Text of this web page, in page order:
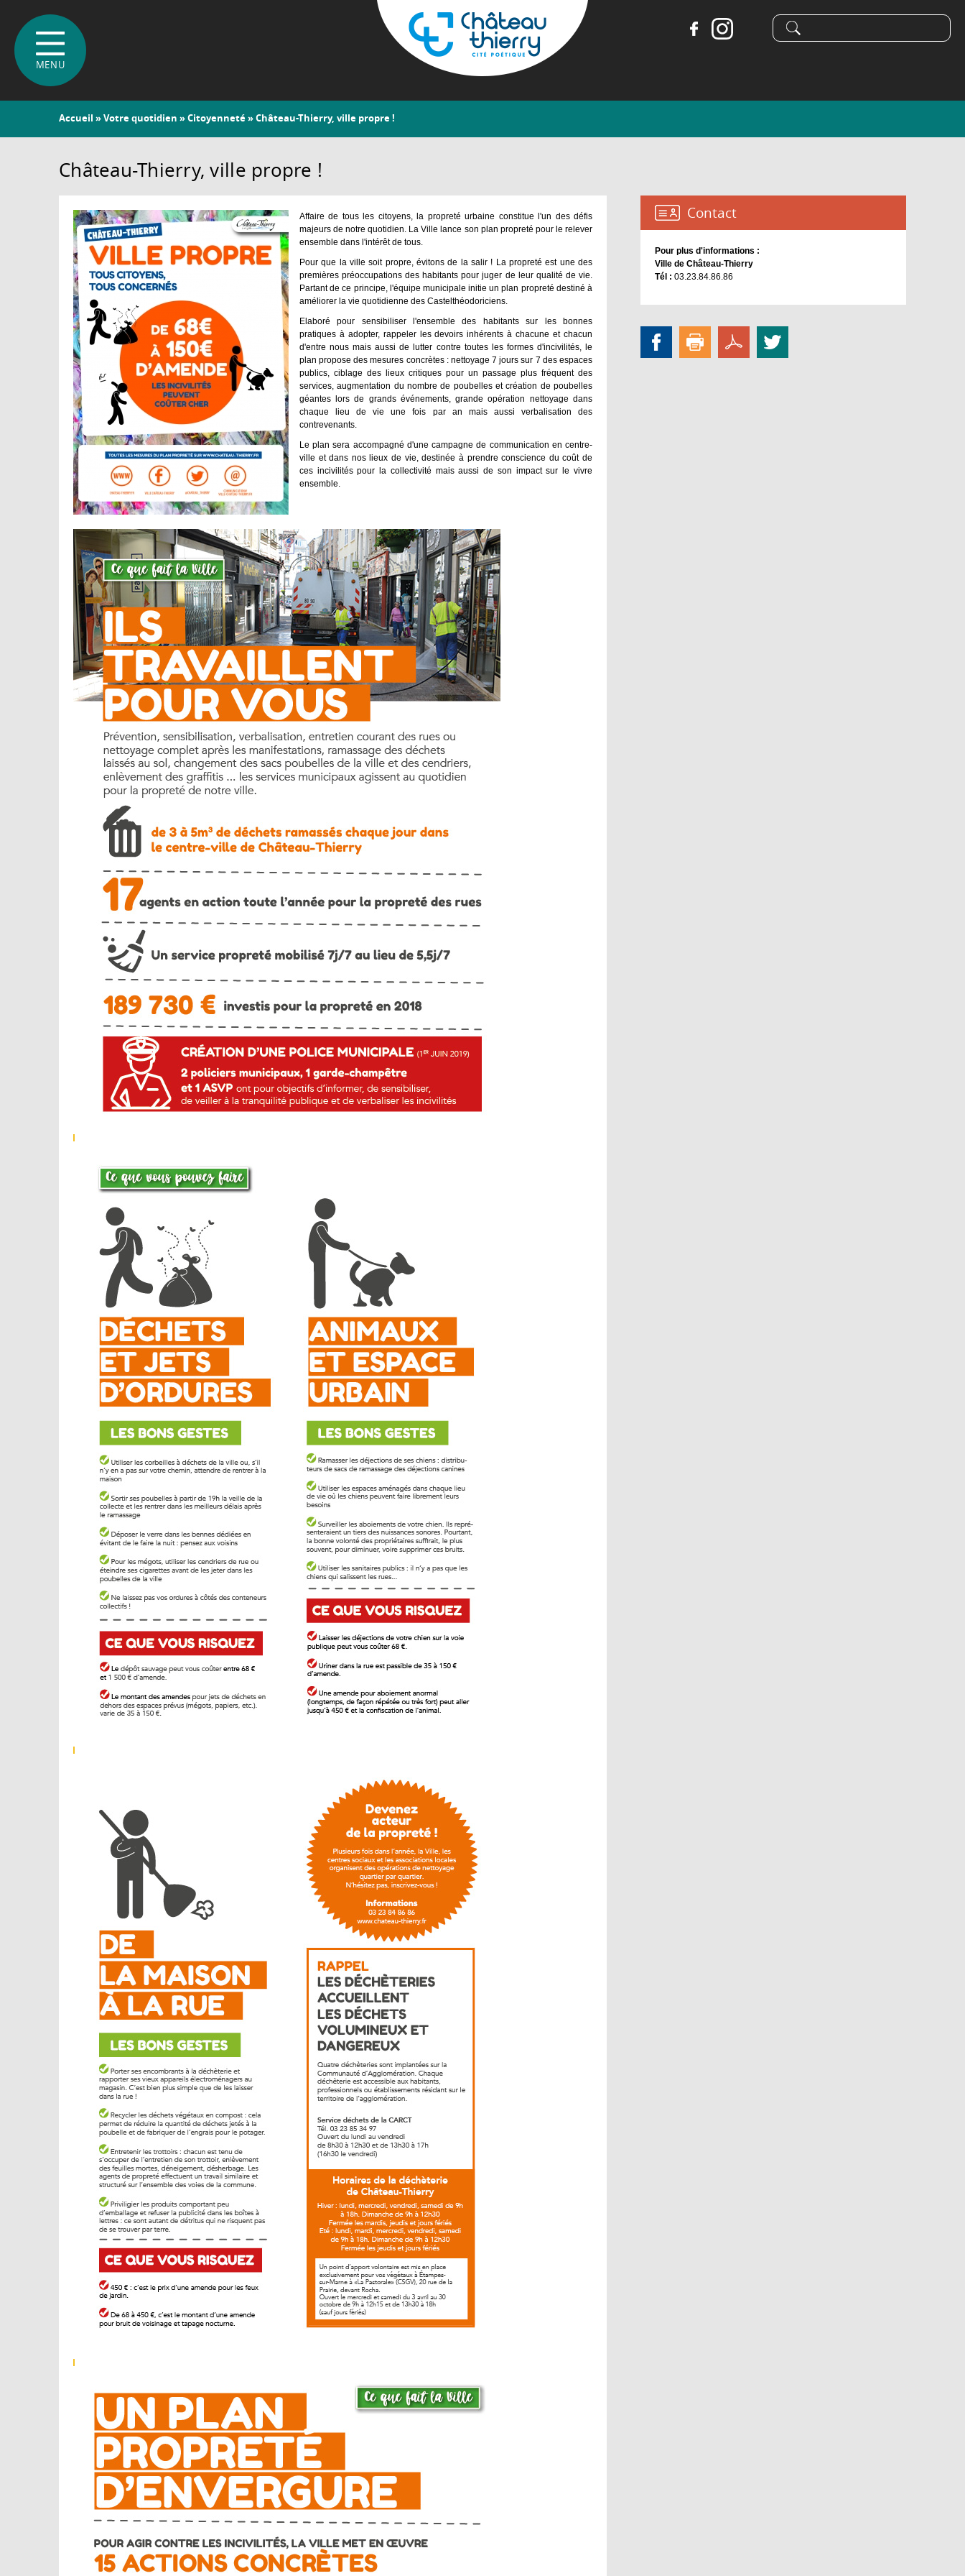
au
contenu
principal
Formulaire
de
Château-
Thierry
Vous
êtes
Accueil »Votre quotidien »Citoyenneté» Château-Thierry, ville propre !
Château-Thierry, ville propre !
Affaire de tous les citoyens, la propreté urbaine constitue l'un des défis
majeurs de notre quotidien. La Ville lance son plan propreté pour le relever
ensemble dans l'intérêt de tous.
Pour que la ville soit propre, évitons de la salir ! La propreté est une des
premières préoccupations des habitants pour juger de leur qualité de vie.
Partant de ce principe, l'équipe municipale initie un plan propreté destiné à
améliorer la vie quotidienne des Castelthéodoriciens.
Elaboré pour sensibiliser l'ensemble des habitants sur les bonnes
pratiques à adopter, rappeler les devoirs inhérents à chacune et chacun
d'entre nous mais aussi de lutter contre toutes les formes d'incivilités, le
plan propose des mesures concrètes : nettoyage 7 jours sur 7 des espaces
publics, ciblage des lieux critiques pour un passage plus fréquent des
services, augmentation du nombre de poubelles et création de poubelles
géantes lors de grands événements, grande opération nettoyage dans
chaque lieu de vie une fois par an mais aussi verbalisation des
contrevenants.
Le plan sera accompagné d'une campagne de communication en centre-
ville et dans nos lieux de vie, destinée à prendre conscience du coût de
ces incivilités pour la collectivité mais aussi de son impact sur le vivre
ensemble.
Contact :
Pour plus d'informations :
Ville de Château-Thierry
Tél : 03.23.84.86.86